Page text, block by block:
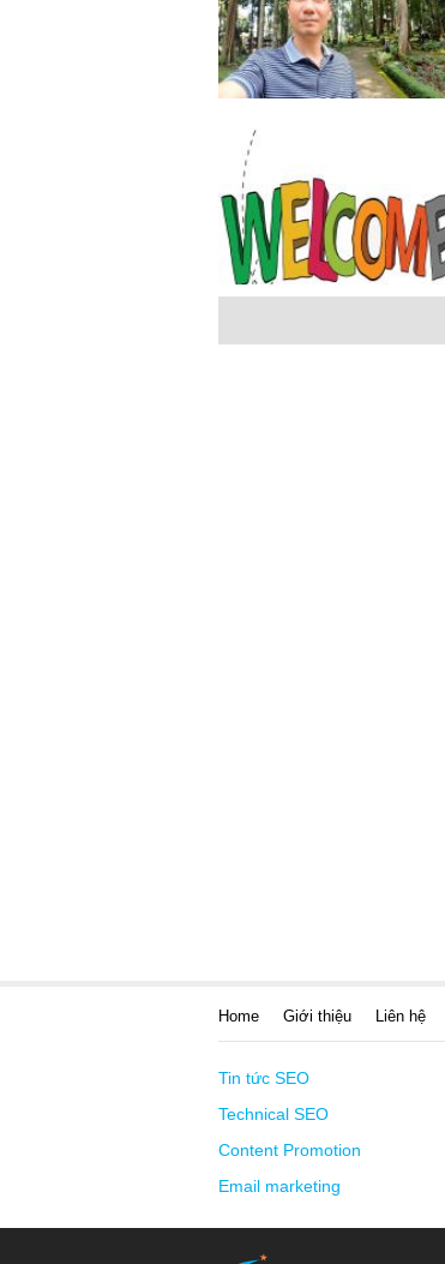
Home Giới thiệu Liên hệ
Tin tức SEO
Technical SEO
Content Promotion
Email marketing